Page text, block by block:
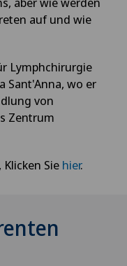
auf und wie
Lymphchirurgie
Sant'Anna, wo er
von
Zentrum
Sie hier.